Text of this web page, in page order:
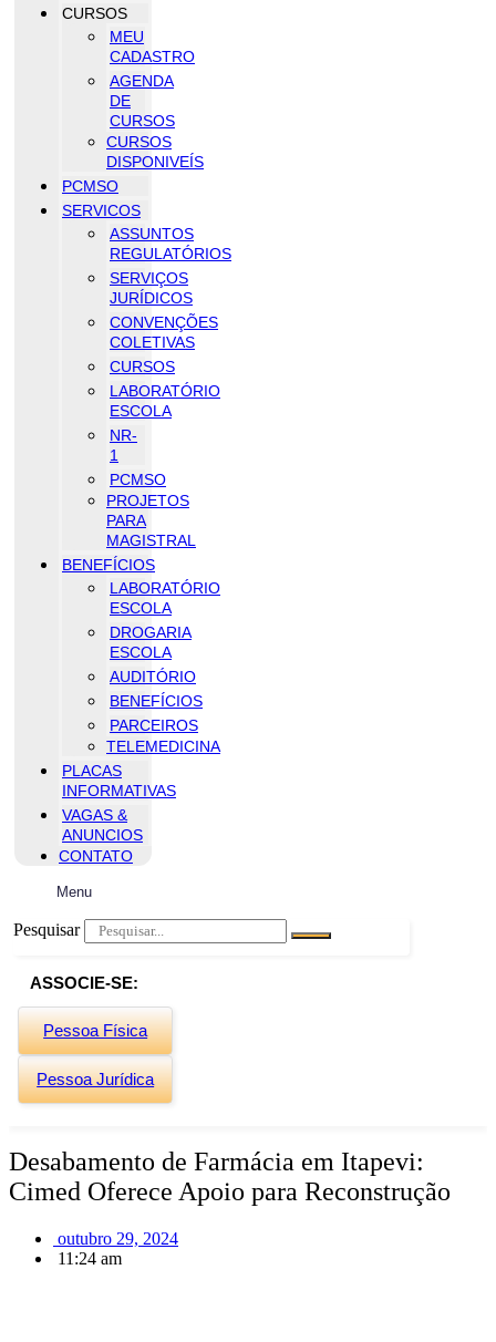
CURSOS
MEU
CADASTRO
AGENDA
DE
CURSOS
CURSOS
DISPONIVEÍS
PCMSO
SERVICOS
ASSUNTOS
REGULATÓRIOS
SERVIÇOS
JURÍDICOS
CONVENÇÕES
COLETIVAS
CURSOS
LABORATÓRIO
ESCOLA
NR-
1
PCMSO
PROJETOS
PARA
MAGISTRAL
BENEFÍCIOS
LABORATÓRIO
ESCOLA
DROGARIA
ESCOLA
AUDITÓRIO
BENEFÍCIOS
PARCEIROS
TELEMEDICINA
PLACAS
INFORMATIVAS
VAGAS &
ANUNCIOS
CONTATO
Menu
Pesquisar
ASSOCIE-SE:
Pessoa Física
Pessoa Jurídica
Desabamento de Farmácia em Itapevi:
Cimed Oferece Apoio para Reconstrução
outubro 29, 2024
11:24 am